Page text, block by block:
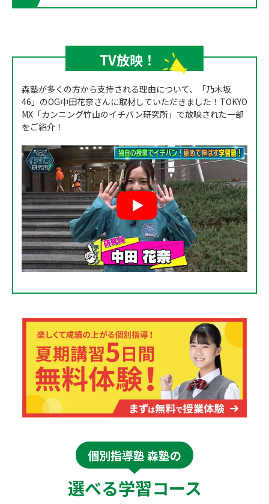
TV放映！
森塾が多くの方から支持される理由について、「乃木坂
46」のOG中田花奈さんに取材していただきました！TOKYO
MX「カンニング竹山のイチバン研究所」で放映された一部
をご紹介！
個別指導塾 森塾の
選べる学習コース